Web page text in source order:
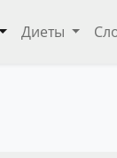
Диеты